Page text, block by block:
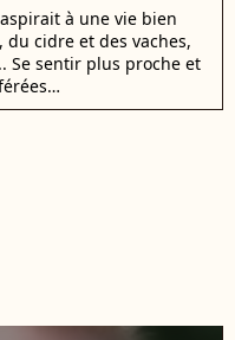
à une vie bien
cidre et des vaches,
Se sentir plus proche et